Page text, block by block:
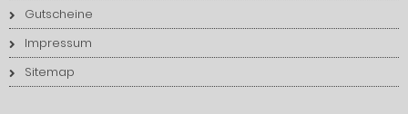
Gutscheine
Impressum
Sitemap